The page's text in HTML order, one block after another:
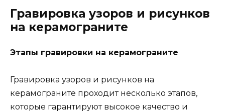
Гравировка узоров и рисунков
на керамограните
Этапы гравировки на керамограните
Гравировка узоров и рисунков на
керамограните проходит несколько этапов,
которые гарантируют высокое качество и